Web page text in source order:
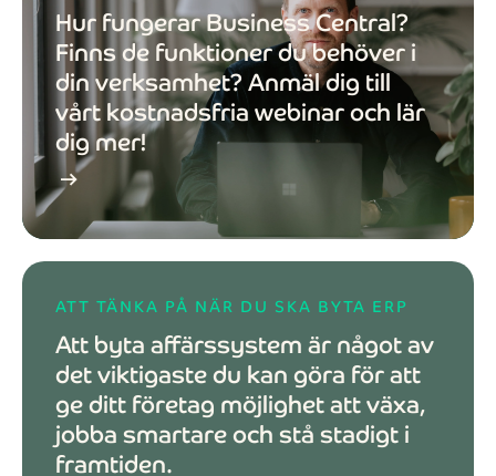
Hur fungerar Business Central?
Finns de funktioner du behöver i
din verksamhet? Anmäl dig till
vårt kostnadsfria webinar och lär
dig mer!
arrow_right_alt
ATT TÄNKA PÅ NÄR DU SKA BYTA ERP
Att byta affärssystem är något av
det viktigaste du kan göra för att
ge ditt företag möjlighet att växa,
jobba smartare och stå stadigt i
framtiden.